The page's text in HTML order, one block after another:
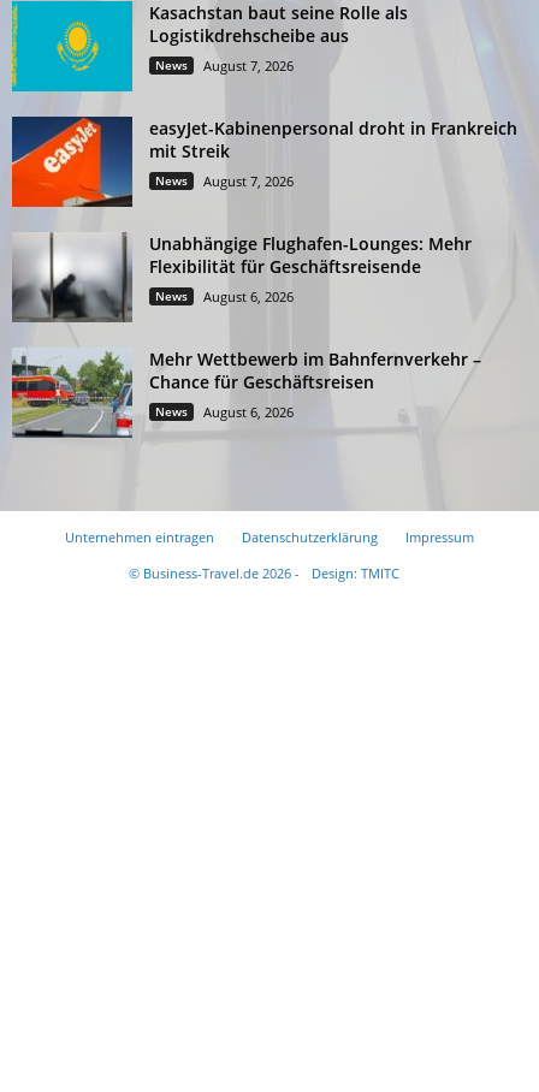
Kasachstan baut seine Rolle als
Logistikdrehscheibe aus
News August 7, 2026
easyJet-Kabinenpersonal droht in Frankreich
mit Streik
News August 7, 2026
Unabhängige Flughafen-Lounges: Mehr
Flexibilität für Geschäftsreisende
News August 6, 2026
Mehr Wettbewerb im Bahnfernverkehr –
Chance für Geschäftsreisen
News August 6, 2026
Unternehmen eintragen Datenschutzerklärung
Impressum
© Business-Travel.de 2026 -
Design: TMITC